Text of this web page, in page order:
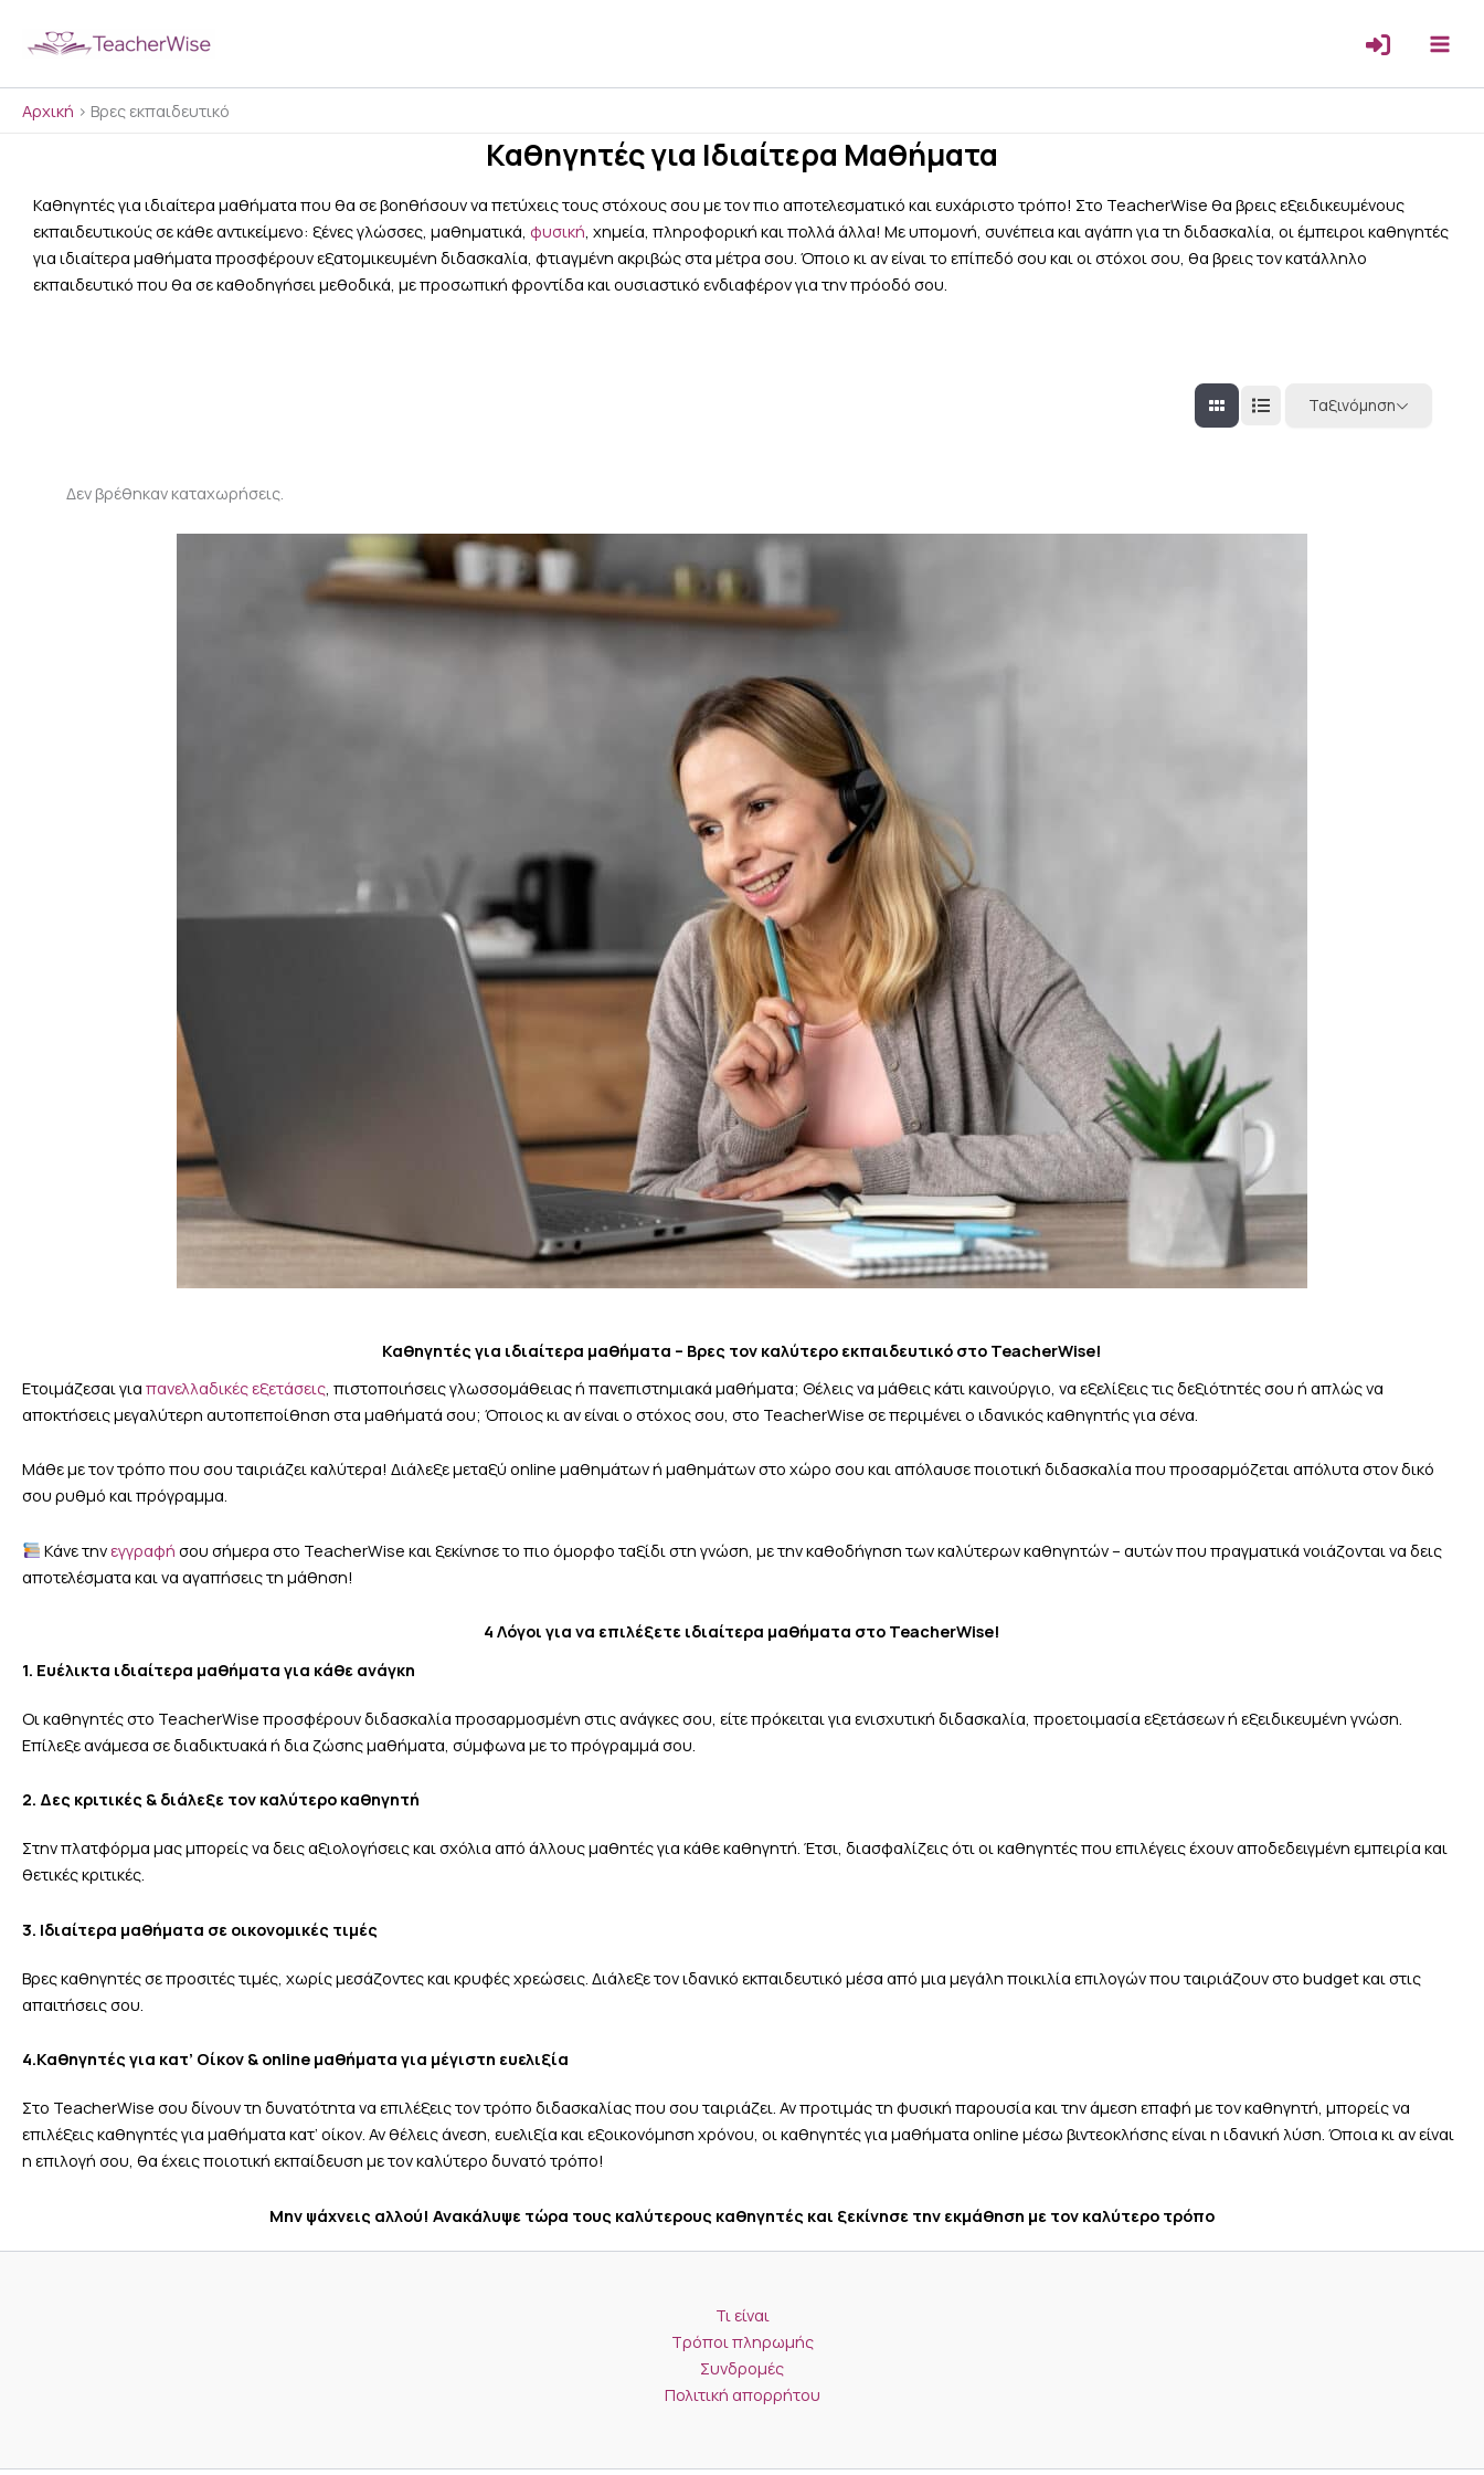
Αρχική > Βρες εκπαιδευτικό
Καθηγητές για Ιδιαίτερα Μαθήματα
Καθηγητές για ιδιαίτερα μαθήματα που θα σε βοηθήσουν να πετύχεις τους στόχους σου με τον πιο αποτελεσματικό και ευχάριστο τρόπο! Στο TeacherWise θα βρεις εξειδικευμένους
εκπαιδευτικούς σε κάθε αντικείμενο: ξένες γλώσσες, μαθηματικά, φυσική, χημεία, πληροφορική και πολλά άλλα! Με υπομονή, συνέπεια και αγάπη για τη διδασκαλία, οι έμπειροι καθηγητές
για ιδιαίτερα μαθήματα προσφέρουν εξατομικευμένη διδασκαλία, φτιαγμένη ακριβώς στα μέτρα σου. Όποιο κι αν είναι το επίπεδό σου και οι στόχοι σου, θα βρεις τον κατάλληλο
εκπαιδευτικό που θα σε καθοδηγήσει μεθοδικά, με προσωπική φροντίδα και ουσιαστικό ενδιαφέρον για την πρόοδό σου.
Ταξινόμηση
Δεν βρέθηκαν καταχωρήσεις.
Καθηγητές για ιδιαίτερα μαθήματα – Βρες τον καλύτερο εκπαιδευτικό στο TeacherWise!
Ετοιμάζεσαι για πανελλαδικές εξετάσεις , πιστοποιήσεις γλωσσομάθειας ή πανεπιστημιακά μαθήματα; Θέλεις να μάθεις κάτι καινούργιο, να εξελίξεις τις δεξιότητές σου ή απλώς να
αποκτήσεις μεγαλύτερη αυτοπεποίθηση στα μαθήματά σου; Όποιος κι αν είναι ο στόχος σου, στο TeacherWise σε περιμένει ο ιδανικός καθηγητής για σένα.
Μάθε με τον τρόπο που σου ταιριάζει καλύτερα! Διάλεξε μεταξύ online μαθημάτων ή μαθημάτων στο χώρο σου και απόλαυσε ποιοτική διδασκαλία που προσαρμόζεται απόλυτα στον δικό
σου ρυθμό και πρόγραμμα.
Κάνε τηνεγγραφή σου σήμερα στο TeacherWise και ξεκίνησε το πιο όμορφο ταξίδι στη γνώση, με την καθοδήγηση των καλύτερων καθηγητών – αυτών που πραγματικά νοιάζονται να δεις
αποτελέσματα και να αγαπήσεις τη μάθηση!
4 Λόγοι για να επιλέξετε ιδιαίτερα μαθήματα στο TeacherWise!
1. Ευέλικτα ιδιαίτερα μαθήματα για κάθε ανάγκη
Οι καθηγητές στο TeacherWise προσφέρουν διδασκαλία προσαρμοσμένη στις ανάγκες σου, είτε πρόκειται για ενισχυτική διδασκαλία, προετοιμασία εξετάσεων ή εξειδικευμένη γνώση.
Επίλεξε ανάμεσα σε διαδικτυακά ή δια ζώσης μαθήματα, σύμφωνα με το πρόγραμμά σου.
2. Δες κριτικές & διάλεξε τον καλύτερο καθηγητή
Στην πλατφόρμα μας μπορείς να δεις αξιολογήσεις και σχόλια από άλλους μαθητές για κάθε καθηγητή. Έτσι, διασφαλίζεις ότι οι καθηγητές που επιλέγεις έχουν αποδεδειγμένη εμπειρία και
θετικές κριτικές.
3. Ιδιαίτερα μαθήματα σε οικονομικές τιμές
Βρες καθηγητές σε προσιτές τιμές, χωρίς μεσάζοντες και κρυφές χρεώσεις. Διάλεξε τον ιδανικό εκπαιδευτικό μέσα από μια μεγάλη ποικιλία επιλογών που ταιριάζουν στο budget και στις
απαιτήσεις σου.
4.Καθηγητές για κατ’ Οίκον & online μαθήματα για μέγιστη ευελιξία
Στο TeacherWise σου δίνουν τη δυνατότητα να επιλέξεις τον τρόπο διδασκαλίας που σου ταιριάζει. Αν προτιμάς τη φυσική παρουσία και την άμεση επαφή με τον καθηγητή, μπορείς να
επιλέξεις καθηγητές για μαθήματα κατ’ οίκον. Αν θέλεις άνεση, ευελιξία και εξοικονόμηση χρόνου, οι καθηγητές για μαθήματα online μέσω βιντεοκλήσης είναι η ιδανική λύση. Όποια κι αν είναι
η επιλογή σου, θα έχεις ποιοτική εκπαίδευση με τον καλύτερο δυνατό τρόπο!
Μην ψάχνεις αλλού! Ανακάλυψε τώρα τους καλύτερους καθηγητές και ξεκίνησε την εκμάθηση με τον καλύτερο τρόπο
Τι είναι
Τρόποι πληρωμής
Συνδρομές
Πολιτική απορρήτου